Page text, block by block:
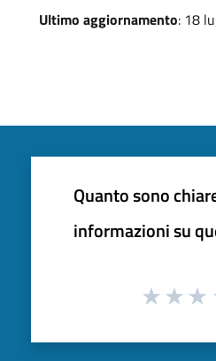
Ultimo aggiornamento: 18
Quanto sono
informazioni su